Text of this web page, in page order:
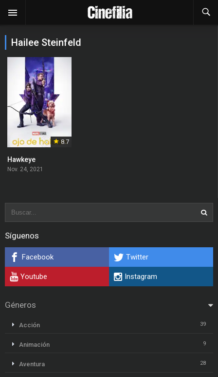
Hailee Steinfeld
8.7
Hawkeye
Nov. 24, 2021
Síguenos
Facebook Twitter
Youtube Instagram
Géneros
Acción 39
Animación 9
Aventura 28